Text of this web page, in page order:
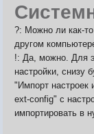
?: Можно ли как-то
другом
!: Да, можно. Для
настройки, снизу
"Импорт настроек
ext-config" с
импортировать в